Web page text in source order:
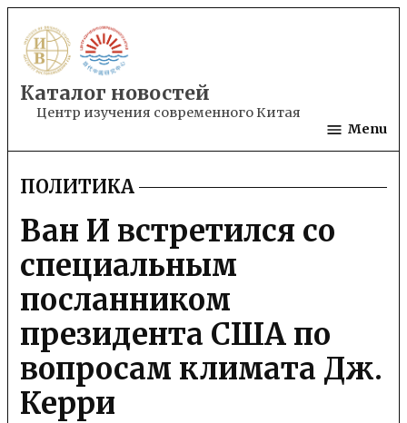
to
content
Каталог новостей
Центр изучения современного Китая
Menu
POSTED
IN
ПОЛИТИКА
Ван И встретился со
специальным
посланником
президента США по
вопросам климата Дж.
Керри